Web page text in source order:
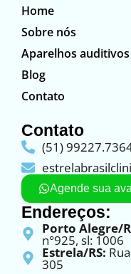
Home
Sobre nós
Aparelhos auditivos
Blog
Contato
Contato
(51)
Agende sua
Endereços:
Porto Alegre/
n°925, sl: 1006
Estrela/RS:
305